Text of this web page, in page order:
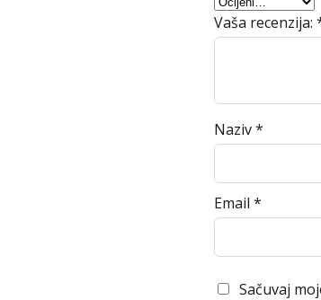
Vaša recenzija:
Naziv*
Email *
Sačuvaj